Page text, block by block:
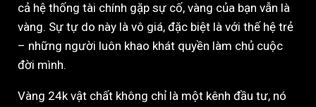
cả hệ thống tài chính gặp sự cố, vàng của bạn vẫn là
vàng. Sự tự do này là vô giá, đặc biệt là với thế hệ trẻ
– những người luôn khao khát quyền làm chủ cuộc
đời mình.
Vàng 24k vật chất không chỉ là một kênh đầu tư, nó